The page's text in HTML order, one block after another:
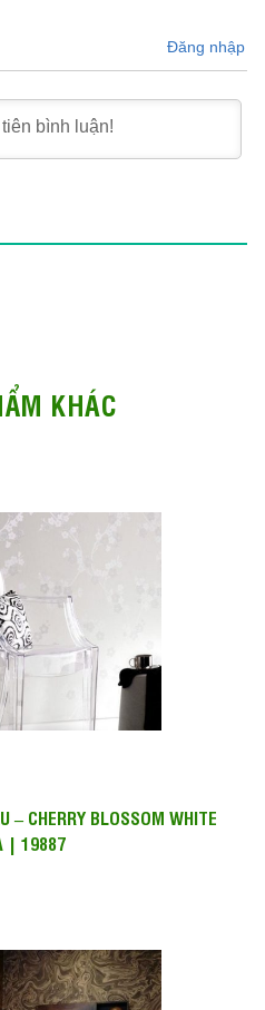
Đăng nhập
KHÁC
– CHERRY BLOSSOM WHITE
| 19887